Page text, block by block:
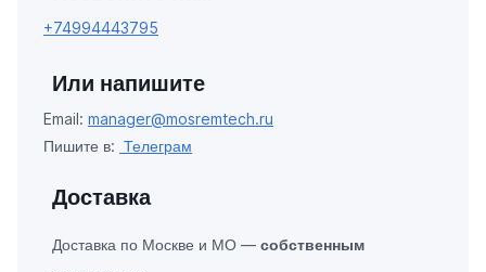
+74994443795
Или напишите
Email: manager@mosremtech.ru
Пишите в: Телеграм
Доставка
Доставка по Москве и МО — собственным